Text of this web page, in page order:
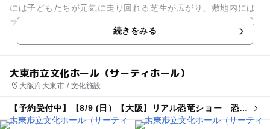
には子どもたちが元気に走り回れる芝生が広がり、敷地内には
ライフスタイルショップやレストラン、ベーカリーカフェ、ワ
続きをみる
大東市立文化ホール（サーティホール）
大阪府大東市 / 文化施設
【予約受付中】【8/9 (日）【大阪】リアル恐竜ショー 恐竜
パーク